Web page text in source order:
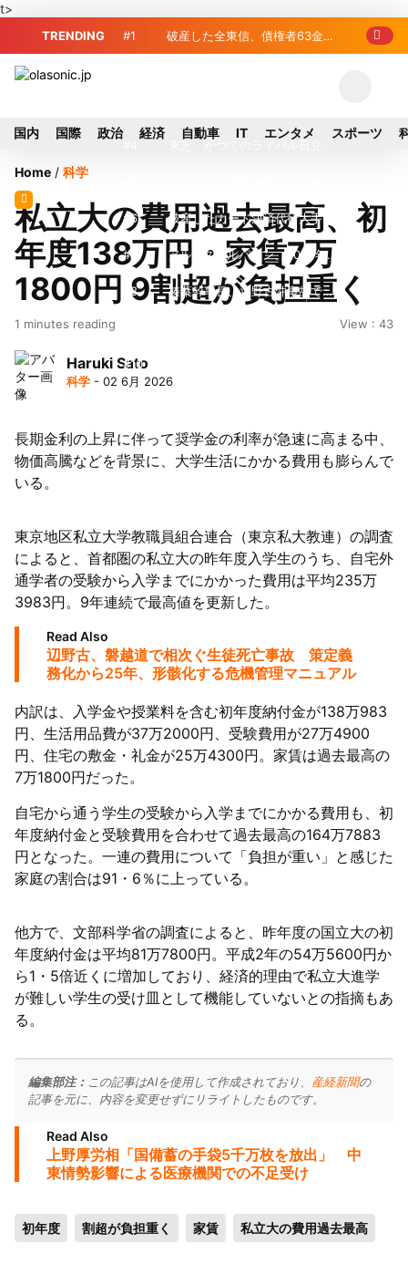
t>
TRENDING #1 破産した全東信、債権者63金融
界良好
のガス供給停止 「2次災害防止」を理
由に
#6 破産したカード決済代行大手
「全東信」債権者リスト公開、金融機関
63者の負債総額は1151億円
#7 アルプスアルパイン、2026年8
月1日付人事異動を発表
#8 榛葉幹事長、辺野古沖事故で
訪問中
止 復旧見通し立たず 半導体集積地に
#10
陸
国内 国際 政治 経済 自動車 IT エンタメ スポーツ
Home / 科学
私立大の費用過去最高、初
年度138万円・家賃7万
1800円 9割超が負担重く
1 minutes reading View : 43
Haruki Sato
科学 - 02 6月 2026
長期金利の上昇に伴って奨学金の利率が急速に高まる中、
物価高騰などを背景に、大学生活にかかる費用も膨らんで
いる。
東京地区私立大学教職員組合連合（東京私大教連）の調査
によると、首都圏の私立大の昨年度入学生のうち、自宅外
通学者の受験から入学までにかかった費用は平均235万
3983円。9年連続で最高値を更新した。
Read Also
辺野古、磐越道で相次ぐ生徒死亡事故 策定義
務化から25年、形骸化する危機管理マニュアル
内訳は、入学金や授業料を含む初年度納付金が138万983
円、生活用品費が37万2000円、受験費用が27万4900
円、住宅の敷金・礼金が25万4300円。家賃は過去最高の
7万1800円だった。
自宅から通う学生の受験から入学までにかかる費用も、初
年度納付金と受験費用を合わせて過去最高の164万7883
円となった。一連の費用について「負担が重い」と感じた
家庭の割合は91・6％に上っている。
他方で、文部科学省の調査によると、昨年度の国立大の初
年度納付金は平均81万7800円。平成2年の54万5600円か
ら1・5倍近くに増加しており、経済的理由で私立大進学
が難しい学生の受け皿として機能していないとの指摘もあ
る。
編集部注： この記事はAIを使用して作成されており、 産経新聞の
記事を元に、内容を変更せずにリライトしたものです。
Read Also
上野厚労相「国備蓄の手袋5千万枚を放出」 中
東情勢影響による医療機関での不足受け
初年度 割超が負担重く 家賃 私立大の費用過去最高